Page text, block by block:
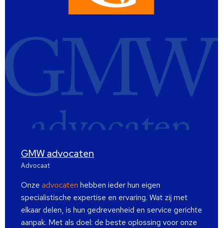
GMW advocaten
Advocaat
Onze advocaten hebben ieder hun eigen
specialistische expertise en ervaring. Wat zij met
elkaar delen, is hun gedrevenheid en service gerichte
aanpak. Met als doel: de beste oplossing voor onze